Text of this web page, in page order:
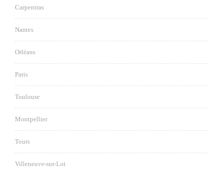
Carpentras
Nantes
Orléans
Paris
Toulouse
Montpellier
Tours
Villeneuve-sur-Lot